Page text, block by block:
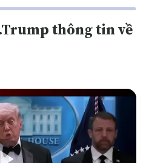
thông tin về